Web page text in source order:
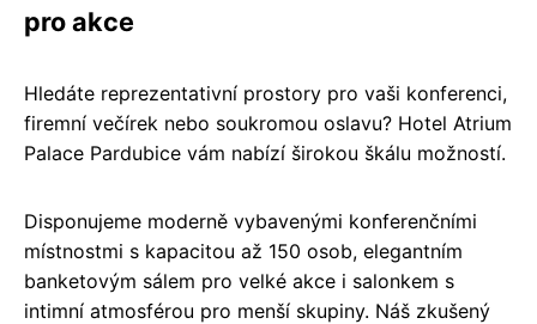
pro akce
Hledáte reprezentativní prostory pro vaši konferenci,
firemní večírek nebo soukromou oslavu? Hotel Atrium
Palace Pardubice vám nabízí širokou škálu možností.
Disponujeme moderně vybavenými konferenčními
místnostmi s kapacitou až 150 osob, elegantním
banketovým sálem pro velké akce i salonkem s
intimní atmosférou pro menší skupiny. Náš zkušený